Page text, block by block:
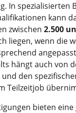
In spezialisierten
kann
zwischen 2.500
liegen, wenn die
hängt auch von
den
Teilzeitjob
bieten